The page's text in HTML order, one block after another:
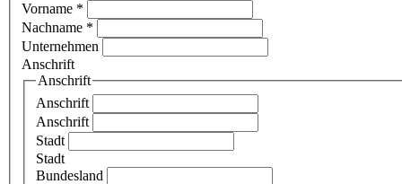
Vorname *
Nachname *
Unternehmen
Anschrift
Anschrift
Anschrift
Anschrift
Stadt
Stadt
Bundesland